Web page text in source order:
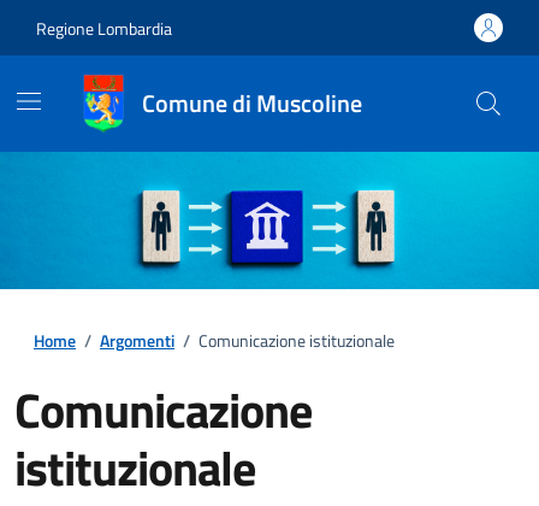
Regione Lombardia
Comune di Muscoline
Home / Argomenti / Comunicazione istituzionale
Comunicazione
istituzionale